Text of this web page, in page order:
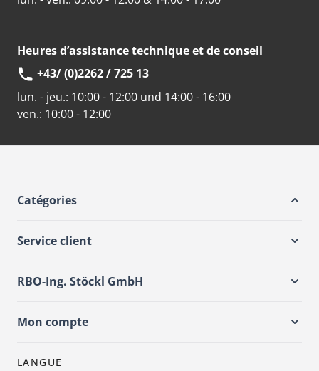
Heures d’assistance technique et de conseil
+43/ (0)2262 / 725 13
lun. - jeu.: 10:00 - 12:00 und 14:00 - 16:00
ven.: 10:00 - 12:00
Catégories
Service client
RBO-Ing. Stöckl GmbH
Mon compte
LANGUE